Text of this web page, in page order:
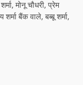
मोनू चौधरी, प्रेम
बैंक वाले, बब्बू शर्मा,